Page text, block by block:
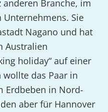
Branche, im
Sie
Nagano und hat
Australien
holiday“ auf einer
das Paar in
Erdbeben in Nord-
aber für Hannover